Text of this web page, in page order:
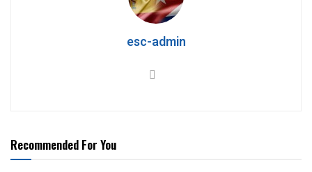
esc-admin
Recommended For You